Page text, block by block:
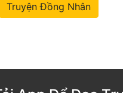
Truyện Đồng Nhân